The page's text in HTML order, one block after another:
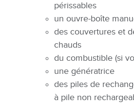
périssables
un ouvre-boîte
des couvertures et
chauds
du combustible (si
une génératrice
des piles de
à pile non